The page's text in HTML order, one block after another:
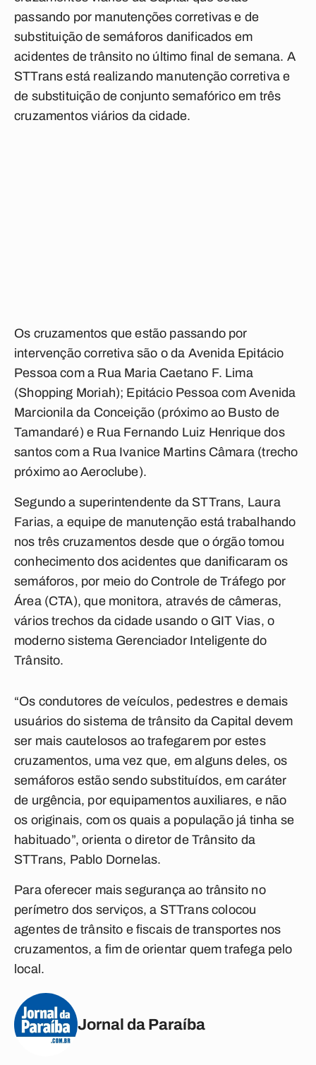
passando por manutenções corretivas e de
substituição de semáforos danificados em
acidentes de trânsito no último final de semana. A
STTrans está realizando manutenção corretiva e
de substituição de conjunto semafórico em três
cruzamentos viários da cidade.
Os cruzamentos que estão passando por
intervenção corretiva são o da Avenida Epitácio
Pessoa com a Rua Maria Caetano F. Lima
(Shopping Moriah); Epitácio Pessoa com Avenida
Marcionila da Conceição (próximo ao Busto de
Tamandaré) e Rua Fernando Luiz Henrique dos
santos com a Rua Ivanice Martins Câmara (trecho
próximo ao Aeroclube).
Segundo a superintendente da STTrans, Laura
Farias, a equipe de manutenção está trabalhando
nos três cruzamentos desde que o órgão tomou
conhecimento dos acidentes que danificaram os
semáforos, por meio do Controle de Tráfego por
Área (CTA), que monitora, através de câmeras,
vários trechos da cidade usando o GIT Vias, o
moderno sistema Gerenciador Inteligente do
Trânsito.
“Os condutores de veículos, pedestres e demais
usuários do sistema de trânsito da Capital devem
ser mais cautelosos ao trafegarem por estes
cruzamentos, uma vez que, em alguns deles, os
semáforos estão sendo substituídos, em caráter
de urgência, por equipamentos auxiliares, e não
os originais, com os quais a população já tinha se
habituado”, orienta o diretor de Trânsito da
STTrans, Pablo Dornelas.
Para oferecer mais segurança ao trânsito no
perímetro dos serviços, a STTrans colocou
agentes de trânsito e fiscais de transportes nos
cruzamentos, a fim de orientar quem trafega pelo
local.
Jornal da Paraíba